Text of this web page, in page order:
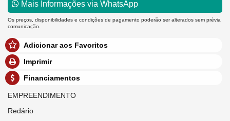
Mais Informações via WhatsApp
Os preços, disponibilidades e condições de pagamento poderão ser alterados sem prévia
comunicação.
Adicionar aos Favoritos
Imprimir
Financiamentos
EMPREENDIMENTO
Redário